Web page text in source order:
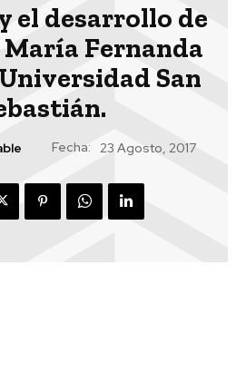
el desarrollo de
María Fernanda
San
Fecha: 23 Agosto, 2017